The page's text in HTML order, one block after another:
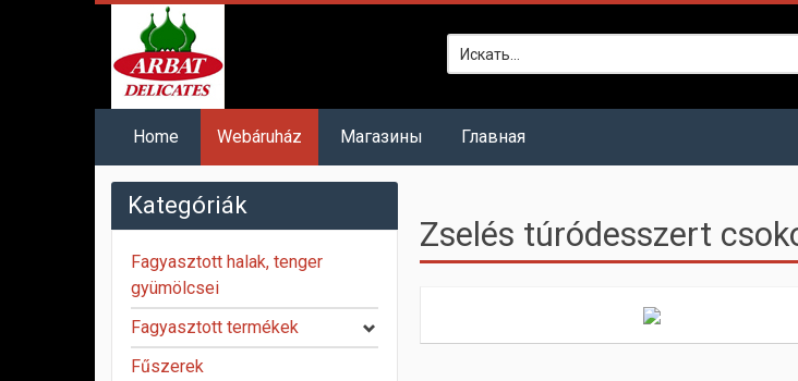
Home Webáruház Mагазины Главная
Zselés túródesszert
Kategóriák
Fagyasztott halak, tenger
gyümölcsei
Fagyasztott termékek
Fűszerek